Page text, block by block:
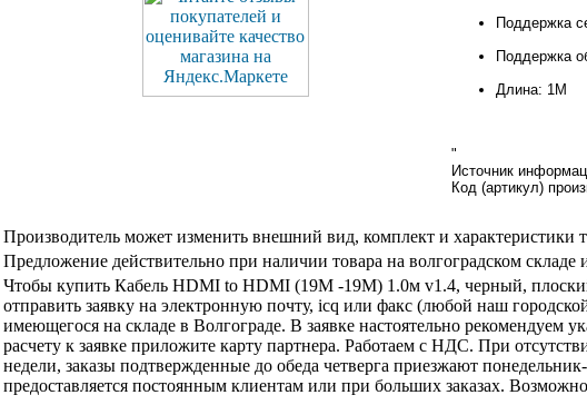
Поддержка
Поддержка
Длина: 1М
"
Источник
Код (артикул)
Производитель может изменить внешний вид, комплект и характеристики
Предложение действительно при наличии товара на волгоградском складе
Чтобы купить Кабель HDMI to HDMI (19M -19M) 1.0м v1.4, черный,
отправить заявку на электронную почту, icq или факс (любой наш
имеющегося на складе в Волгограде. В заявке настоятельно
расчету к заявке приложите карту партнера. Работаем с НДС. При
недели, заказы подтвержденные до обеда четверга приезжают
предоставляется постоянным клиентам или при больших заказах.